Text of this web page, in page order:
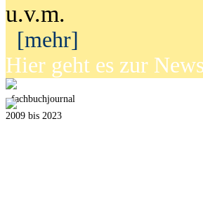
u.v.m.
[mehr]
Hier geht es zur
fachbuchjournal
2009 bis 2023